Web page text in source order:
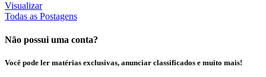
Visualizar
Todas as Postagens
Não possui uma conta?
Você pode ler matérias exclusivas, anunciar classificados e muito mais!